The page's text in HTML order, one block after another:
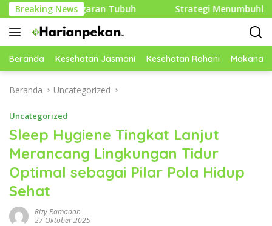
Langsung
ke
konten
Breaking News
Kebugaran Tubuh Strategi Menumbuhkan
Beranda Kesehatan Jasmani Kesehatan Rohani Makanan
Beranda Uncategorized
Uncategorized
Sleep Hygiene Tingkat Lanjut
Merancang Lingkungan Tidur
Optimal sebagai Pilar Pola Hidup
Sehat
Rizy Ramadan
27 Oktober 2025